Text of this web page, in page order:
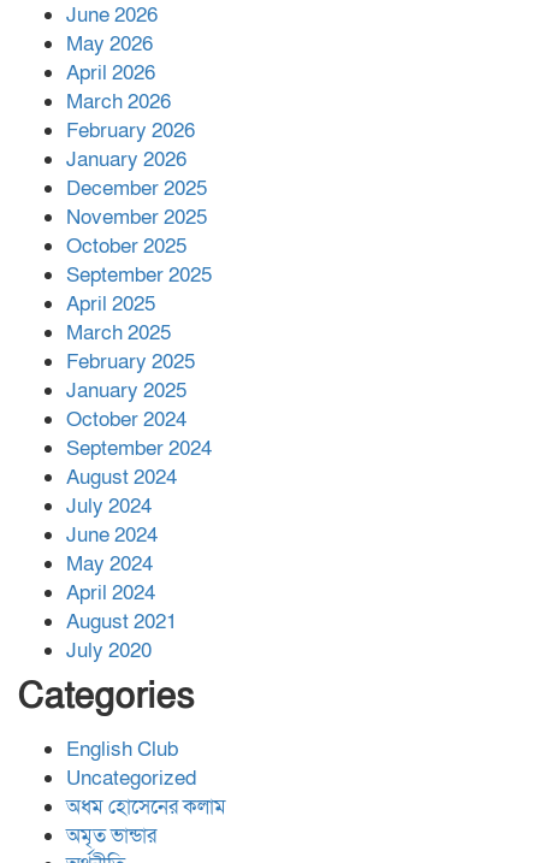
June 2026
May 2026
April 2026
March 2026
February 2026
January 2026
December 2025
November 2025
October 2025
September 2025
April 2025
March 2025
February 2025
January 2025
October 2024
September 2024
August 2024
July 2024
June 2024
May 2024
April 2024
August 2021
July 2020
Categories
English Club
Uncategorized
অধম হোসেনের কলাম
অমৃত ভান্ডার